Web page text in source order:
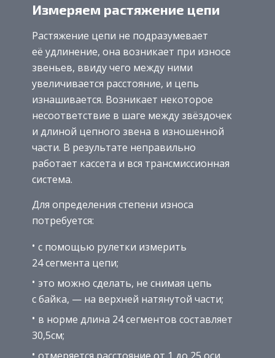
Измеряем растяжение цепи
Растяжение цепи не подразумевает
её удлинение, она возникает при износе
звеньев, ввиду чего между ними
увеличивается расстояние, и цепь
изнашивается. Возникает некоторое
несоответствие в шаге между звёздочек
и длиной цепного звена в изношенной
части. В результате неправильно
работает кассета и вся трансмиссионная
система.
Для определения степени износа
потребуется:
с помощью рулетки измерить
24 сегмента цепи;
это можно сделать, не снимая цепь
с байка, — на верхней натянутой части;
в норме длина 24 сегментов составляет
30,5см;